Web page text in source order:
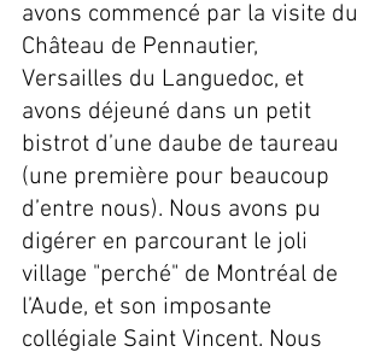
avons commencé par la visite du
Château de Pennautier,
Versailles du Languedoc, et
avons déjeuné dans un petit
bistrot d’une daube de taureau
(une première pour beaucoup
d’entre nous). Nous avons pu
digérer en parcourant le joli
village "perché" de Montréal de
l’Aude, et son imposante
collégiale Saint Vincent. Nous